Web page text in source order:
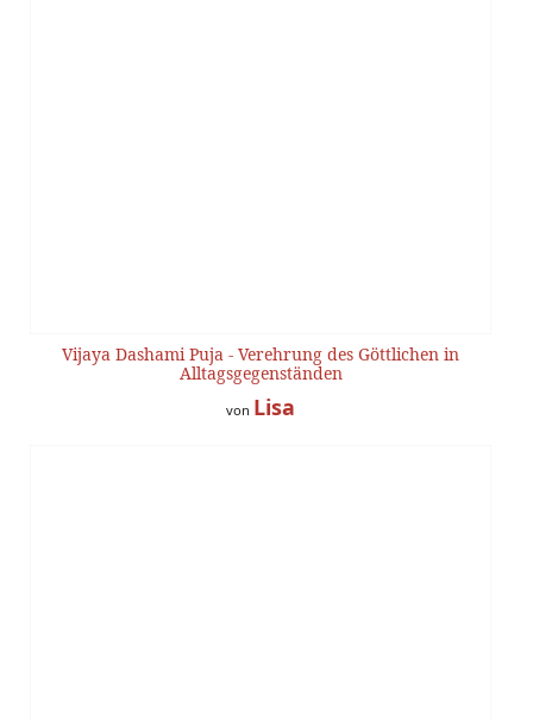
Vijaya Dashami Puja - Verehrung des Göttlichen in
Alltagsgegenständen
von Lisa